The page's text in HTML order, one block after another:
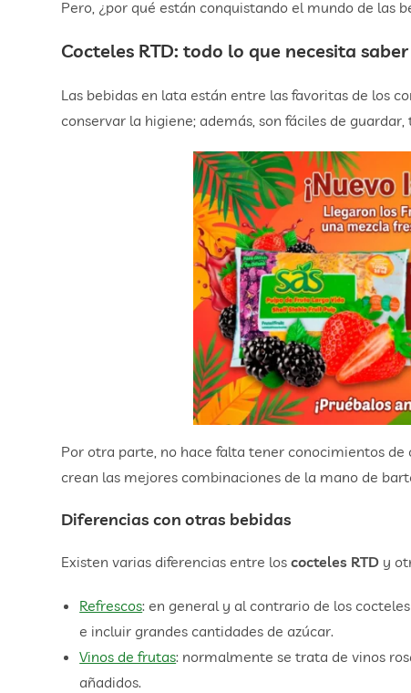
Pero, ¿por qué están conquistando el mundo de las
Cocteles RTD: todo lo que necesita saber
Las bebidas en lata están entre las favoritas de los
conservar la higiene; además, son fáciles de
Por otra parte, no hace falta tener conocimientos
crean las mejores combinaciones de la mano de
Diferencias con otras bebidas
Existen varias diferencias entre loscocteles RTD y
Refrescos: en general y al contrario de los
e incluir grandes cantidades de azúcar.
Vinos de frutas: normalmente se trata de vinos
añadidos.